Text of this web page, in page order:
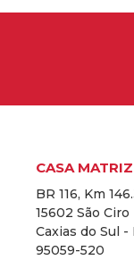
CASA MATRIZ
BR 116, Km
15602 São Ciro
Caxias do Sul -
95059-520